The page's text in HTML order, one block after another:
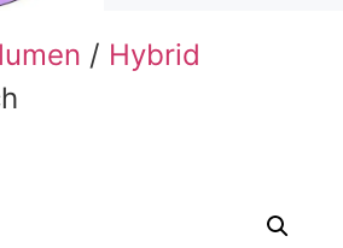
/ Hybrid